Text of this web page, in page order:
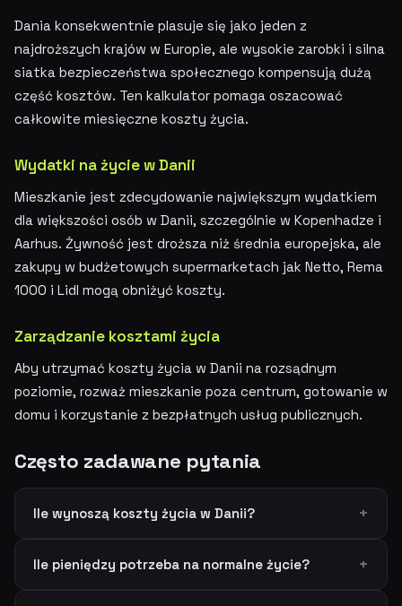
Dania konsekwentnie plasuje się jako jeden z
najdroższych krajów w Europie, ale wysokie zarobki i silna
siatka bezpieczeństwa społecznego kompensują dużą
część kosztów. Ten kalkulator pomaga oszacować
całkowite miesięczne koszty życia.
Wydatki na życie w Danii
Mieszkanie jest zdecydowanie największym wydatkiem
dla większości osób w Danii, szczególnie w Kopenhadze i
Aarhus. Żywność jest droższa niż średnia europejska, ale
zakupy w budżetowych supermarketach jak Netto, Rema
1000 i Lidl mogą obniżyć koszty.
Zarządzanie kosztami życia
Aby utrzymać koszty życia w Danii na rozsądnym
poziomie, rozważ mieszkanie poza centrum, gotowanie w
domu i korzystanie z bezpłatnych usług publicznych.
Często zadawane pytania
Ile wynoszą koszty życia w Danii?
Ile pieniędzy potrzeba na normalne życie?